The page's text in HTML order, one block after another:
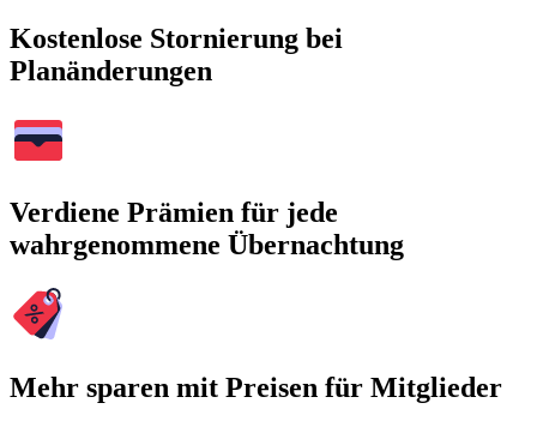
Kostenlose Stornierung bei
Planänderungen
Verdiene Prämien für jede
wahrgenommene Übernachtung
Mehr sparen mit Preisen für Mitglieder